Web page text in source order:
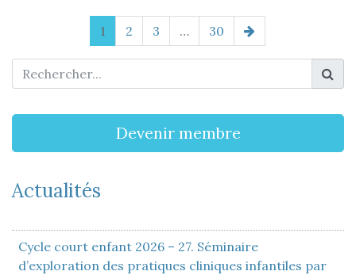
1 2 3 … 30
Devenir membre
Actualités
Cycle court enfant 2026 – 27. Séminaire
d’exploration des pratiques cliniques infantiles par